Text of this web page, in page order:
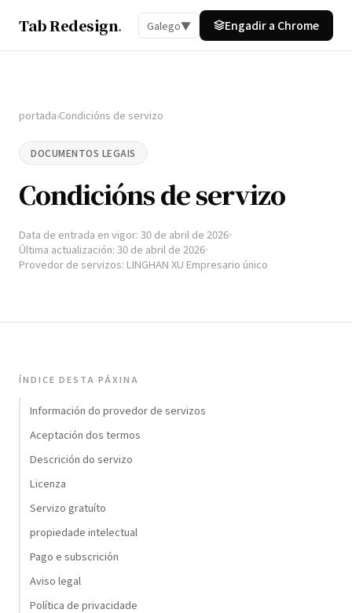
Tab Redesign. Galego▼ Engadir a Chrome
portada›Condicións de servizo
DOCUMENTOS LEGAIS
Condicións de servizo
Data de entrada en vigor: 30 de abril de 2026
Última actualización: 30 de abril de 2026
Provedor de servizos: LINGHAN XU Empresario único
ÍNDICE DESTA PÁXINA
Información do provedor de servizos
Aceptación dos termos
Descrición do servizo
Licenza
Servizo gratuíto
propiedade intelectual
Pago e subscrición
Aviso legal
Política de privacidade